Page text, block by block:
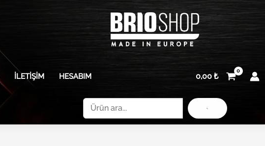
İLETIŞIM HESABIM 0,00 ₺
Ara
Filtre
Anahtar
Seti 23
Parça
adet
adet